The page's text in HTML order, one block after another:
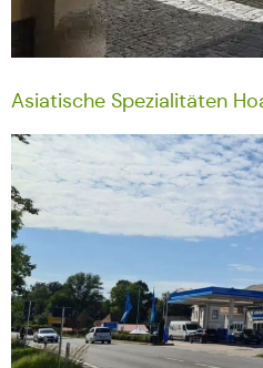
Asiatische Spezialitäten